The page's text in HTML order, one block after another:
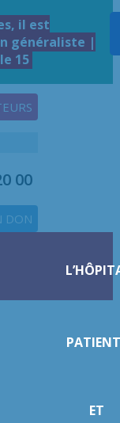
il est
généraliste |
15
00
DON
ET